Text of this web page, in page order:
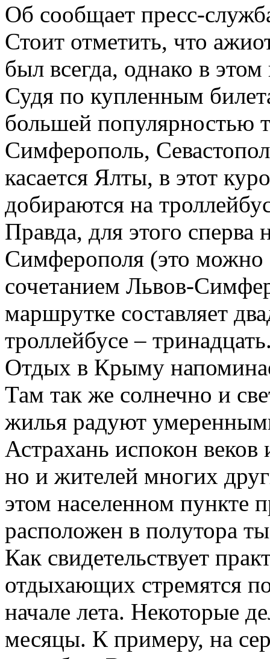
Об сообщает пресс-
Стоит отметить, что
был всегда, однако в
Судя по купленным
большей популярностью
Симферополь,
касается Ялты, в этот
добираются на
Правда, для этого сперва
Симферополя (это можно
сочетанием Львов-
маршрутке составляет
троллейбусе –
Отдых в Крыму
Там так же солнечно и
жилья радуют
Астрахань испокон веков
но и жителей многих
этом населенном пункте
расположен в полутора
Как свидетельствует
отдыхающих стремятся
начале лета. Некоторые
месяцы. К примеру, на